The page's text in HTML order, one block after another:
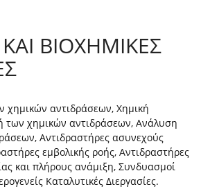
ΒΙΟΧΗΜΙΚΕΣ
χημικών αντιδράσεων, Χημική
των χημικών αντιδράσεων, Ανάλυση
Αντιδραστήρες ασυνεχούς
εμβολικής ροής, Αντιδραστήρες
και πλήρους ανάμιξη, Συνδυασμοί
Καταλυτικές Διεργασίες.